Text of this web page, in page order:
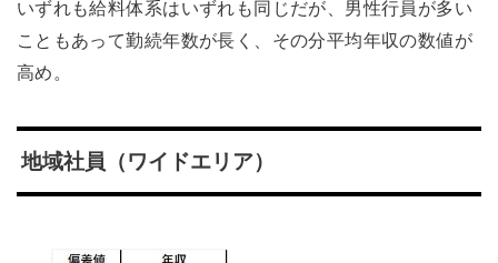
いずれも給料体系はいずれも同じだが、男性行員が多い
こともあって勤続年数が長く、その分平均年収の数値が
高め。
地域社員（ワイドエリア）